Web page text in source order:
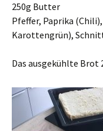
250g Butter
Pfeffer, Paprika
Karottengrün),
Das ausgekühlte Brot